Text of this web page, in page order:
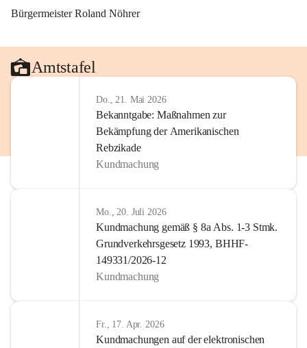
Bürgermeister Roland Nöhrer
Amtstafel
Do., 21. Mai 2026
Bekanntgabe: Maßnahmen zur
Bekämpfung der Amerikanischen
Rebzikade
Kundmachung
Mo., 20. Juli 2026
Kundmachung gemäß § 8a Abs. 1-3 Stmk.
Grundverkehrsgesetz 1993, BHHF-
149331/2026-12
Kundmachung
Fr., 17. Apr. 2026
Kundmachungen auf der elektronischen